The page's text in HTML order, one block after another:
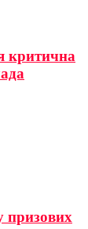
критична
призових